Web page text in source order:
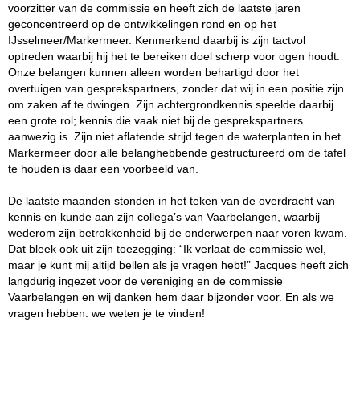
voorzitter van de commissie en heeft zich de laatste jaren
geconcentreerd op de ontwikkelingen rond en op het
IJsselmeer/Markermeer. Kenmerkend daarbij is zijn tactvol
optreden waarbij hij het te bereiken doel scherp voor ogen houdt.
Onze belangen kunnen alleen worden behartigd door het
overtuigen van gesprekspartners, zonder dat wij in een positie zijn
om zaken af te dwingen. Zijn achtergrondkennis speelde daarbij
een grote rol; kennis die vaak niet bij de gesprekspartners
aanwezig is. Zijn niet aflatende strijd tegen de waterplanten in het
Markermeer door alle belanghebbende gestructureerd om de tafel
te houden is daar een voorbeeld van.
De laatste maanden stonden in het teken van de overdracht van
kennis en kunde aan zijn collega’s van Vaarbelangen, waarbij
wederom zijn betrokkenheid bij de onderwerpen naar voren kwam.
Dat bleek ook uit zijn toezegging: “Ik verlaat de commissie wel,
maar je kunt mij altijd bellen als je vragen hebt!” Jacques heeft zich
langdurig ingezet voor de vereniging en de commissie
Vaarbelangen en wij danken hem daar bijzonder voor. En als we
vragen hebben: we weten je te vinden!